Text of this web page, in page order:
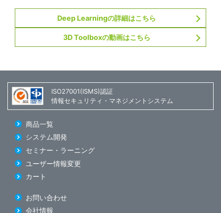
Deep Learningの詳細はこちら
3D Toolboxの動画はこちら
ISO27001(ISMS)認証
情報セキュリティ・マネジメントシステム
商品一覧
システム開発
セミナー・ラーニング
ユーザー情報変更
カート
お問い合わせ
会社情報